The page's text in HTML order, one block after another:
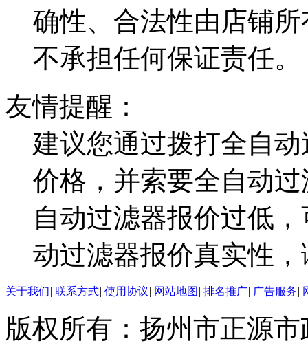
确性、合法性由店铺
不承担任何保证责任。
友情提醒：
建议您通过拨打全自
价格，并索要全自动
自动过滤器报价过低
动过滤器报价真实性
关于我们| 联系方式| 使用协议| 网站地图 | 排名推广| 广告服务|
版权所有：扬州市正源